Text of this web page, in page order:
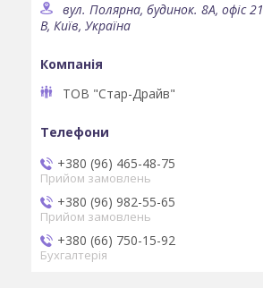
вул. Полярна, будинок. 8А, офіс 21
В, Київ, Україна
ТОВ "Стар-Драйв"
+380 (96) 465-48-75
Прийом замовлень
+380 (96) 982-55-65
Прийом замовлень
+380 (66) 750-15-92
Бухгалтерія